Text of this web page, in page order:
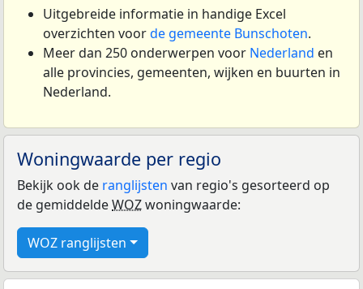
Uitgebreide informatie in handige Excel
overzichten voorde gemeente Bunschoten.
Meer dan 250 onderwerpen voor Nederland en
alle provincies, gemeenten, wijken en buurten in
Nederland.
Woningwaarde per regio
Bekijk ook de ranglijsten van regio's gesorteerd op
de gemiddeldeWOZwoningwaarde:
WOZ ranglijsten